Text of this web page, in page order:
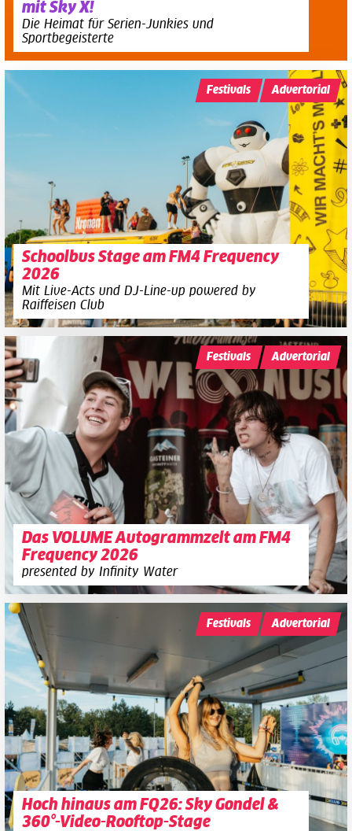
mit Sky X!
Die Heimat für Serien-Junkies und
Sportbegeisterte
Schoolbus Stage am FM4 Frequency
2026
Mit Live-Acts und DJ-Line-up powered by
Raiffeisen Club
Festivals Advertorial
Das VOLUME Autogrammzelt am FM4
Frequency 2026
presented by Infinity Water
Festivals Advertorial
Hoch hinaus am FQ26: Sky Gondel &
360°-Video-Rooftop-Stage
Festivals Advertorial